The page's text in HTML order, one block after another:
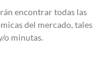
encontrar todas las
del mercado, tales
o minutas.